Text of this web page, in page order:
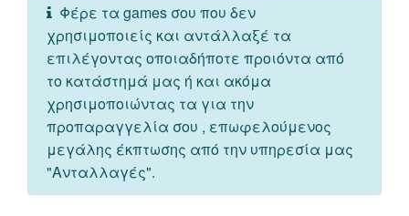
Φέρε τα games σου που δεν
χρησιμοποιείς και αντάλλαξέ τα
επιλέγοντας οποιαδήποτε προιόντα από
το κατάστημά μας ή και ακόμα
χρησιμοποιώντας τα για την
προπαραγγελία σου , επωφελούμενος
μεγάλης έκπτωσης από την υπηρεσία μας
"Ανταλλαγές".